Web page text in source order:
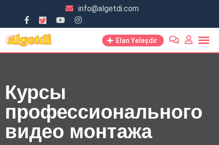
content
info@algetdi.com
Elan Yeləşdir
Курсы
профессионального
видео монтажа